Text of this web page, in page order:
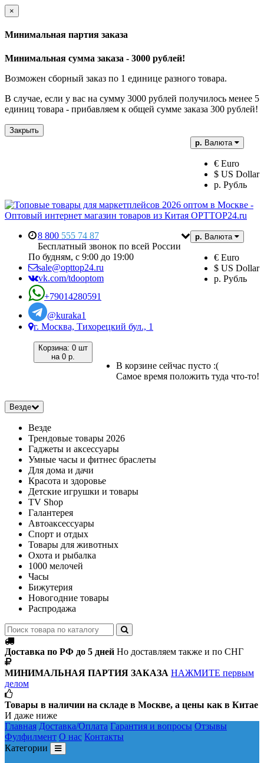
×
Минимальная партия заказа
Минимальная сумма заказа - 3000 рублей!
Возможен сборный заказ по 1 единице разного товара.
В случае, если у вас на сумму 3000 рублей получилось менее 5
единиц товара - прибавляем к общей сумме заказа 300 рублей!
Закрыть
р. Валюта
€ Euro
$ US Dollar
р. Рубль
р. Валюта
€ Euro
$ US Dollar
р. Рубль
8 800 555 74 87
Бесплатный звонок по всей России
По будням, с 9:00 до 19:00
sale@opttop24.ru
vk.com/tdooptom
+79014280591
@kuraka1
г. Москва, Тихорецкий бул., 1
Корзина: 0 шт
на 0 р.
В корзине сейчас пусто :(
Самое время положить туда что-то!
Везде
Везде
Трендовые товары 2026
Гаджеты и аксессуары
Умные часы и фитнес браслеты
Для дома и дачи
Красота и здоровье
Детские игрушки и товары
TV Shop
Галантерея
Автоаксессуары
Спорт и отдых
Товары для животных
Охота и рыбалка
1000 мелочей
Часы
Бижутерия
Новогодние товары
Распродажа
Доставка по РФ до 5 дней Но доставляем также и по СНГ
МИНИМАЛЬНАЯ ПАРТИЯ ЗАКАЗА НАЖМИТЕ первым
делом
Товары в наличии на складе в Москве, а цены как в Китае
И даже ниже
Главная Доставка/Оплата Гарантия и вопросы Отзывы
Фулфилмент О нас Контакты
Категории